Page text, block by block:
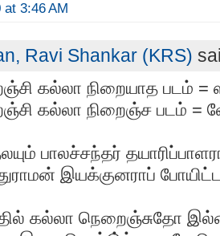
3:46 AM
Ravi Shankar (KRS)
கல்லா நிறையாத படம் =
கல்லா நிறைஞ்ச படம் =
பாலச்சந்தர்
இயக்குனராப்
கல்லா நெறைஞ்சுதோ